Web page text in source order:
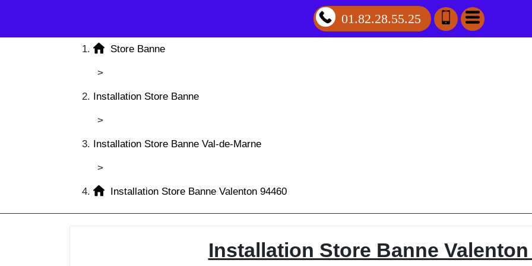
01.82.28.55.25
Store Banne
>
Installation Store Banne
>
Installation Store Banne Val-de-Marne
>
Installation Store Banne Valenton 94460
Installation Store Banne Valenton